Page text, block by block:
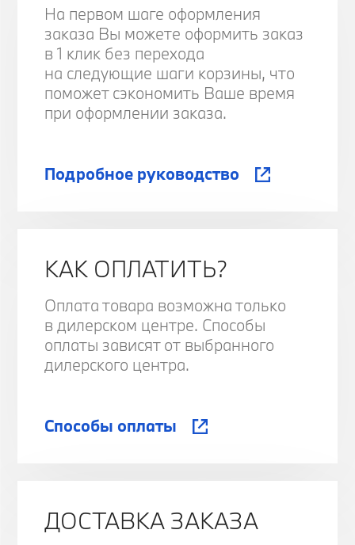
На первом шаге оформления
заказа Вы можете оформить заказ
в 1 клик без перехода
на следующие шаги корзины, что
поможет сэкономить Ваше время
при оформлении заказа.
Подробное руководство
КАК ОПЛАТИТЬ?
Оплата товара возможна только
в дилерском центре. Способы
оплаты зависят от выбранного
дилерского центра.
Способы оплаты
ДОСТАВКА ЗАКАЗА